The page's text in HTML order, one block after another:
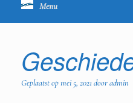
Menu
Geplaatst opmei 5, 2021 dooradmin